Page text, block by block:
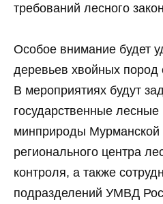
требований лесного
Особое внимание будет
деревьев хвойных пород
В мероприятиях будут
государственные лесные
минприроды Мурманской
регионального центра
контроля, а также
подразделений УМВД